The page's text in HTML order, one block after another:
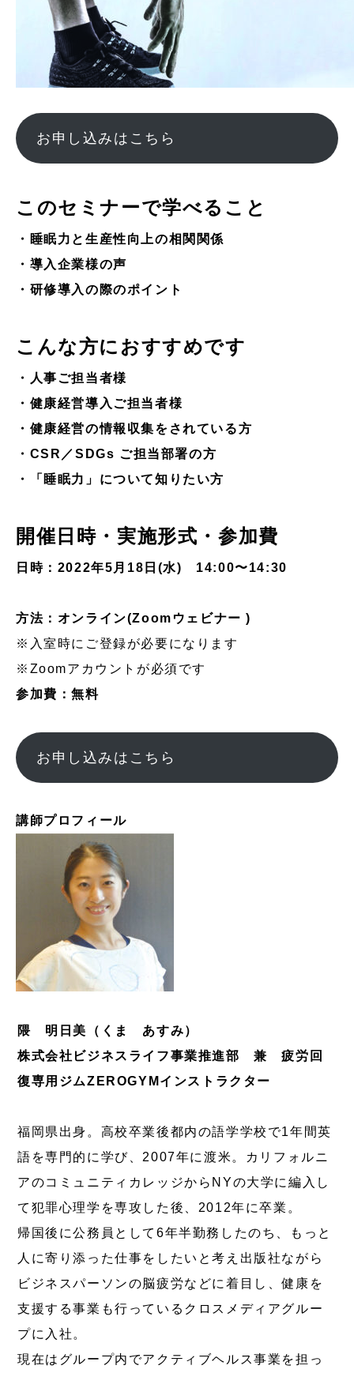
お申し込みはこちら
このセミナーで学べること
・睡眠力と生産性向上の相関関係
・導入企業様の声
・研修導入の際のポイント
こんな方におすすめです
・人事ご担当者様
・健康経営導入ご担当者様
・健康経営の情報収集をされている方
・CSR／SDGs ご担当部署の方
・「睡眠力」について知りたい方
開催日時・実施形式・参加費
日時：2022年5月18日(水) 14:00〜14:30
方法：オンライン(Zoomウェビナー )
※入室時にご登録が必要になります
※Zoomアカウントが必須です
参加費：無料
お申し込みはこちら
講師プロフィール
隈 明日美（くま あすみ）
株式会社ビジネスライフ事業推進部 兼 疲労回
復専用ジムZEROGYMインストラクター
福岡県出身。高校卒業後都内の語学学校で1年間英
語を専門的に学び、2007年に渡米。カリフォルニ
アのコミュニティカレッジからNYの大学に編入し
て犯罪心理学を専攻した後、2012年に卒業。
帰国後に公務員として6年半勤務したのち、もっと
人に寄り添った仕事をしたいと考え出版社ながら
ビジネスパーソンの脳疲労などに着目し、健康を
支援する事業も行っているクロスメディアグルー
プに入社。
現在はグループ内でアクティブヘルス事業を担っ